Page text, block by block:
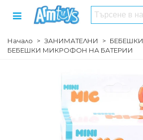
Начало > ЗАНИМАТЕЛНИ > БЕБЕШКИ
БЕБЕШКИ МИКРОФОН НА БАТЕРИИ